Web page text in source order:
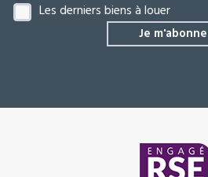
Les derniers biens à louer